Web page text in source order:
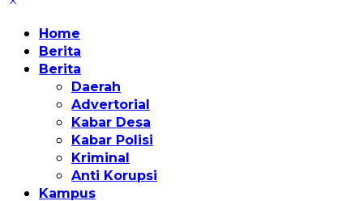
Home
Berita
Berita
Daerah
Advertorial
Kabar Desa
Kabar Polisi
Kriminal
Anti Korupsi
Kampus